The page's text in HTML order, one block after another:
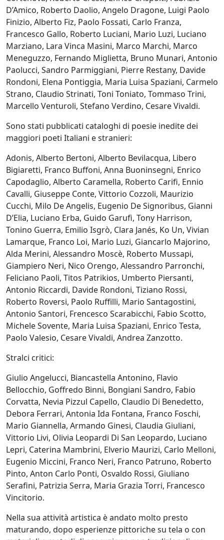
Andrea
Boscaro
Rikkardo
Brunetti
Nilo
Cabai
Alessandro
Cadamuro
Giancarlo
Caneva
Silvia
Canton
LeoNilde
Carabba
Gastone
Marco
Ciani
Sergio
Colussa
Fabio
Colussi
Marco
Creatini
D’Amico, Roberto Daolio, Angelo Dragone, Luigi Paolo
Finizio, Alberto Fiz, Paolo Fossati, Carlo Franza,
Francesco Gallo, Roberto Luciani, Mario Luzi, Luciano
Marziano, Lara Vinca Masini, Marco Marchi, Marco
Meneguzzo, Fernando Miglietta, Bruno Munari, Antonio
Paolucci, Sandro Parmiggiani, Pierre Restany, Davide
Rondoni, Elena Pontiggia, Maria Luisa Spaziani, Carmelo
Strano, Claudio Strinati, Toni Toniato, Tommaso Trini,
Marcello Venturoli, Stefano Verdino, Cesare Vivaldi.
Sono stati pubblicati cataloghi di poesie inedite dei
maggiori poeti Italiani e stranieri:
Adonis, Alberto Bertoni, Alberto Bevilacqua, Libero
Bigiaretti, Franco Buffoni, Anna Buoninsegni, Enrico
Capodaglio, Alberto Caramella, Roberto Carifi, Ennio
Cavalli, Giuseppe Conte, Vittorio Cozzoli, Maurizio
Cucchi, Milo De Angelis, Eugenio De Signoribus, Gianni
D’Elia, Luciano Erba, Guido Garufi, Tony Harrison,
Tonino Guerra, Emilio Isgrò, Clara Janés, Ko Un, Vivian
Lamarque, Franco Loi, Mario Luzi, Giancarlo Majorino,
Alda Merini, Alessandro Moscè, Roberto Mussapi,
Giampiero Neri, Nico Orengo, Alessandro Parronchi,
Feliciano Paoli, Titos Patrikios, Umberto Piersanti,
Antonio Riccardi, Davide Rondoni, Tiziano Rossi,
Roberto Roversi, Paolo Ruffilli, Mario Santagostini,
Antonio Santori, Frencesco Scarabicchi, Fabio Scotto,
Michele Sovente, Maria Luisa Spaziani, Enrico Testa,
Paolo Valesio, Cesare Vivaldi, Andrea Zanzotto.
Stralci critici:
Giulio Angelucci, Biancastella Antonino, Flavio
Bellocchio, Goffredo Binni, Bongiani Sandro, Fabio
Corvatta, Nevia Pizzul Capello, Claudio Di Benedetto,
Debora Ferrari, Antonia Ida Fontana, Franco Foschi,
Mario Giannella, Armando Ginesi, Claudia Giuliani,
Vittorio Livi, Olivia Leopardi Di San Leopardo, Luciano
Lepri, Caterina Mambrini, Elverio Maurizi, Carlo Melloni,
Eugenio Miccini, Franco Neri, Franco Patruno, Roberto
Pinto, Anton Carlo Ponti, Osvaldo Rossi, Giuliano
Serafini, Patrizia Serra, Maria Grazia Torri, Francesco
Vincitorio.
Nella sua attività artistica è andato molto presto
maturando, dopo esperienze pittoriche su tela o con